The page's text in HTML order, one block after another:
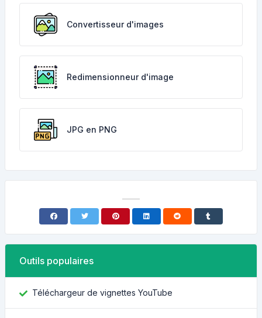
Convertisseur d'images
Redimensionneur d'image
JPG en PNG
Outils populaires
Téléchargeur de vignettes YouTube